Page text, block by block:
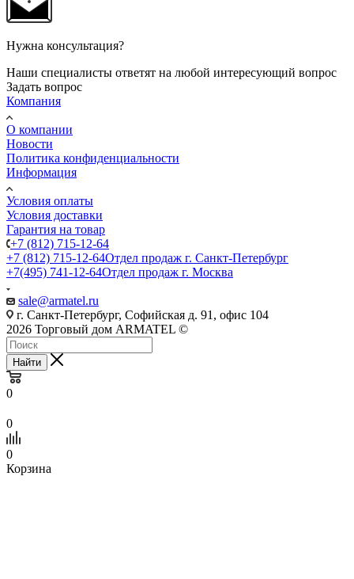
Нужна консультация?
Наши специалисты ответят на любой интересующий вопрос
Задать вопрос
Компания
О компании
Новости
Политика конфиденциальности
Информация
Условия оплаты
Условия доставки
Гарантия на товар
+7 (812) 715-12-64
+7 (812) 715-12-64Отдел продаж г. Санкт-Петербург
+7(495) 741-12-64Отдел продаж г. Москва
sale@armatel.ru
г. Санкт-Петербург, Софийская д. 91, офис 104
2026 Торговый дом ARMATEL ©
Найти
0
0
0
Корзина